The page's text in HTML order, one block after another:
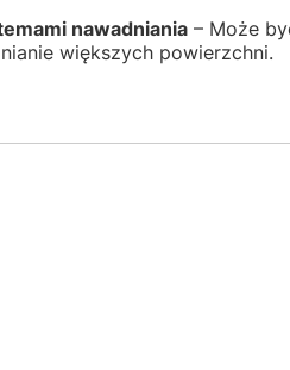
nawadniania– Może
większych powierzchni.